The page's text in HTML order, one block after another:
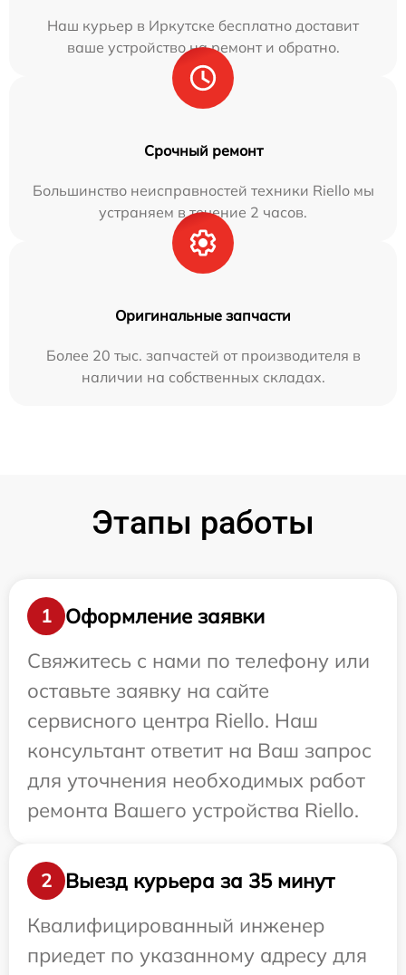
Наш курьер в Иркутске бесплатно доставит
ваше устройство на ремонт и обратно.
Срочный ремонт
Большинство неисправностей техники Riello мы
устраняем в течение 2 часов.
Оригинальные запчасти
Более 20 тыс. запчастей от производителя в
наличии на собственных складах.
Этапы работы
1
Оформление заявки
Свяжитесь с нами по телефону или
оставьте заявку на сайте
сервисного центра Riello. Наш
консультант ответит на Ваш запрос
для уточнения необходимых работ
ремонта Вашего устройства Riello.
2
Выезд курьера за 35 минут
Квалифицированный инженер
приедет по указанному адресу для